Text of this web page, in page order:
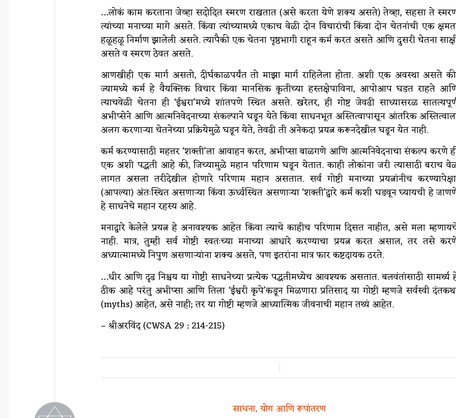
…लोकं काम करताना जेव्हा सदोदित स्मरण राखतात (असे करता येणे शक्य असते) तेव्हा, सहसा ते
त्यांच्या मनाच्या मागे असते. किंवा त्यांच्यामध्ये एकाच वेळी दोन विचारांची किंवा दोन चेतनांची एक
हळूहळू निर्माण झालेली असते. त्यापैकी एक चेतना पृष्ठभागी राहून कर्म करत असते आणि दुसरी चेतना
असते व स्मरण ठेवत असते.
आणखीही एक मार्ग असतो, दीर्घकाळपर्यंत तो माझा मार्ग राहिलेला होता. अशी एक अवस्था असते
ज्यामध्ये कर्म हे वैयक्तिक विचार किंवा मानसिक कृतीच्या हस्तक्षेपाविना, आपोआप घडत राहते
त्याचवेळी चेतना ही ‘ईश्वरा’मध्ये शांतपणे स्थित असते. खरेतर, ही गोष्ट जेवढी साध्यासरळ
अभीप्सेने आणि आत्मनिवेदनाच्या संकल्पाने घडून येते किंवा साधनभूत अस्तित्वापासून आंतरिक
अलग करणाऱ्या चेतनेच्या प्रक्रियेमुळे घडून येते, तेवढी ती अनेकदा प्रयत्न करूनदेखील घडून येत नाही.
कर्म करण्यासाठी महत्तर ‘शक्ती’ला आवाहन करत, अभीप्सा बाळगणे आणि आत्मनिवेदनाचा संकल्प करणे
एक अशी पद्धती आहे की, जिच्यामुळे महान परिणाम घडून येतात. काही लोकांना जरी त्यासाठी बराच
लागत असला तरीदेखील होणारे परिणाम महान असतात. सर्व गोष्टी मनाच्या प्रयत्नांनीच
(आपल्या) अंतःस्थित असणाऱ्या किंवा ऊर्ध्वस्थित असणाऱ्या ‘शक्ती’द्वारे कर्म कशी घडवून घ्यायची हे
हे साधनेचे महान रहस्य आहे.
मनाद्वारे केलेले प्रयत्न हे अनावश्यक आहेत किंवा त्याचे काहीच परिणाम दिसत नाहीत, असे मला
नाही. मात्र, तुम्ही सर्व गोष्टी स्वतःच्या मनाच्या आधारे करण्याचा प्रयत्न करत असाल, तर तसे
अध्यात्मामध्ये निपुण असणाऱ्यांना शक्य असते, पण इतरांना मात्र फार कष्टदायक ठरते.
…धीर आणि दृढ निश्चय या गोष्टी साधनेच्या प्रत्येक पद्धतीमध्येच आवश्यक असतात. बलवंतांसाठी सामर्थ्य
ठीक आहे परंतु अभीप्सा आणि तिला ‘ईश्वरी कृपे’कडून मिळणारा प्रतिसाद या गोष्टी म्हणजे सर्वस्वी
(myths) आहेत, असे नाही; तर या गोष्टी म्हणजे आध्यात्मिक जीवनाची महान तथ्यं आहेत.
– श्रीअरविंद (CWSA 29 : 214-215)
साधना, योग आणि रूपांतरण